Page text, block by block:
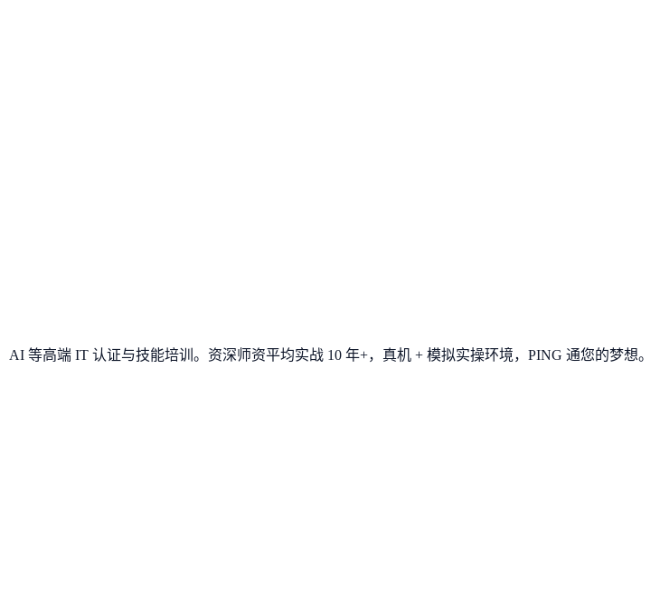
等高端 IT 认证与技能培训。资深师资平均实战 10 年+，真机 + 模拟实操环境， PING 通您的梦想。